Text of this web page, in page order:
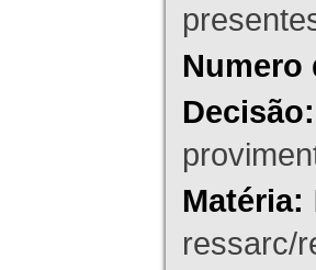
Numero
Decisão:
Matéria:
ressarc/